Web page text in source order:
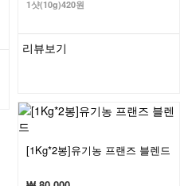
1샷(10g)420원
리뷰보기
[1Kg*2봉]유기농 프랜즈 블렌드